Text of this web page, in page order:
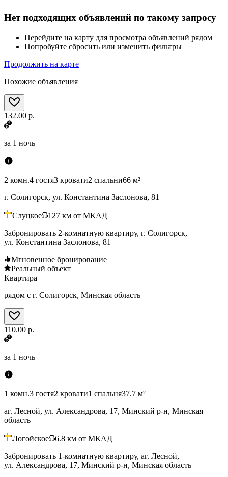
Нет подходящих объявлений по такому запросу
Перейдите на карту для просмотра объявлений рядом
Попробуйте сбросить или изменить фильтры
Продолжить на карте
Похожие объявления
132.00 р.
за 1 ночь
2 комн.4 гостя3 кровати2 спальни66 м²
г. Солигорск, ул. Константина Заслонова, 81
Слуцкое 127 км от МКАД
Забронировать 2-комнатную квартиру, г. Солигорск,
ул. Константина Заслонова, 81
Мгновенное бронирование
Реальный объект
Квартира
рядом с г. Солигорск, Минская область
110.00 р.
за 1 ночь
1 комн.3 гостя2 кровати1 спальня37.7 м²
аг. Лесной, ул. Александрова, 17, Минский р-н, Минская
область
Логойское 6.8 км от МКАД
Забронировать 1-комнатную квартиру, аг. Лесной,
ул. Александрова, 17, Минский р-н, Минская область